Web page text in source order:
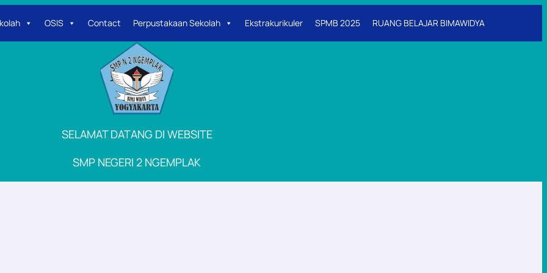
OSIS Contact Perpustakaan Sekolah Ekstrakurikuler SPMB 2025 RUANG BELAJAR BIMAWIDYA
SELAMAT DATANG DI WEBSITE
SMP NEGERI 2 NGEMPLAK